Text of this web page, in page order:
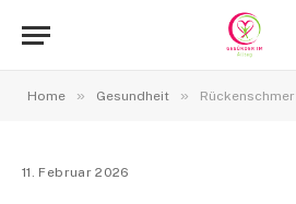
Home » Gesundheit » Rückenschmerzen im
11. Februar 2026